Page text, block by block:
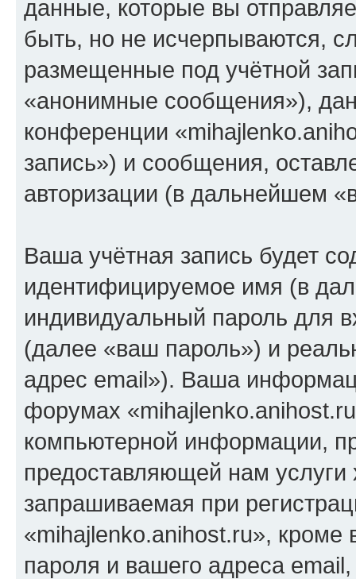
данные, которые вы
быть, но не исчерпываются,
размещенные под учётной
«анонимные сообщения»),
конференции
запись») и сообщения,
авторизации (в дальнейшем
Ваша учётная запись будет
идентифицируемое имя (в
индивидуальный пароль для
(далее «ваш пароль») и
адрес email»). Ваша
форумах
компьютерной информации,
предоставляющей нам
запрашиваемая при
«mihajlenko.anihost.ru», кроме
пароля и вашего адреса